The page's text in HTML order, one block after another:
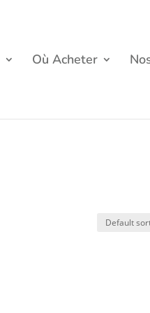
Où Acheter